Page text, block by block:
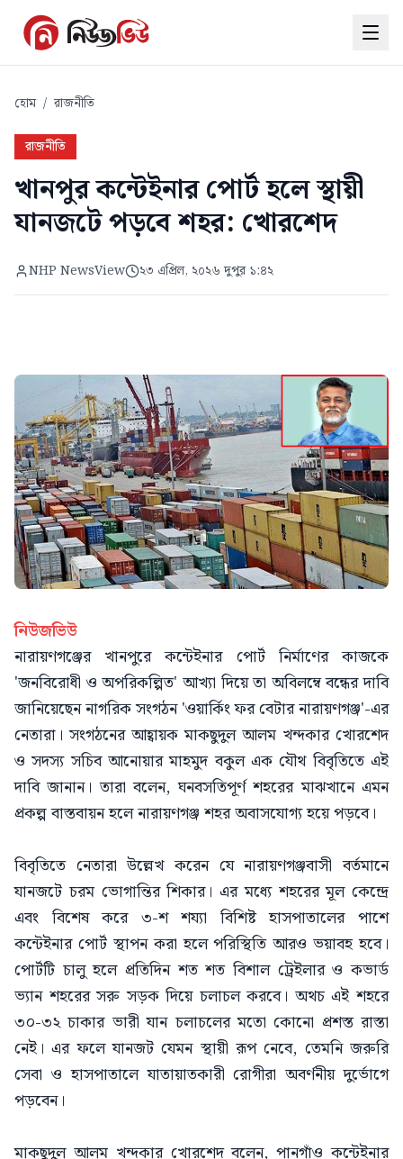
হোম / রাজনীতি
রাজনীতি
খানপুর কন্টেইনার পোর্ট হলে স্থায়ী
যানজটে পড়বে শহর: খোরশেদ
NHP NewsView ২৩ এপ্রিল, ২০২৬ দুপুর ১:৪২
নিউজভিউ
নারায়ণগঞ্জের খানপুরে কন্টেইনার পোর্ট নির্মাণের কাজকে
'জনবিরোধী ও অপরিকল্পিত' আখ্যা দিয়ে তা অবিলম্বে বন্ধের দাবি
জানিয়েছেন নাগরিক সংগঠন 'ওয়ার্কিং ফর বেটার নারায়ণগঞ্জ'-এর
নেতারা। সংগঠনের আহ্বায়ক মাকছুদুল আলম খন্দকার খোরশেদ
ও সদস্য সচিব আনোয়ার মাহমুদ বকুল এক যৌথ বিবৃতিতে এই
দাবি জানান। তারা বলেন, ঘনবসতিপূর্ণ শহরের মাঝখানে এমন
প্রকল্প বাস্তবায়ন হলে নারায়ণগঞ্জ শহর অবাসযোগ্য হয়ে পড়বে।
বিবৃতিতে নেতারা উল্লেখ করেন যে নারায়ণগঞ্জবাসী বর্তমানে
যানজটে চরম ভোগান্তির শিকার। এর মধ্যে শহরের মূল কেন্দ্রে
এবং বিশেষ করে ৩-শ শয্যা বিশিষ্ট হাসপাতালের পাশে
কন্টেইনার পোর্ট স্থাপন করা হলে পরিস্থিতি আরও ভয়াবহ হবে।
পোর্টটি চালু হলে প্রতিদিন শত শত বিশাল ট্রেইলার ও কভার্ড
ভ্যান শহরের সরু সড়ক দিয়ে চলাচল করবে। অথচ এই শহরে
৩০-৩২ চাকার ভারী যান চলাচলের মতো কোনো প্রশস্ত রাস্তা
নেই। এর ফলে যানজট যেমন স্থায়ী রূপ নেবে, তেমনি জরুরি
সেবা ও হাসপাতালে যাতায়াতকারী রোগীরা অবর্ণনীয় দুর্ভোগে
পড়বেন।
মাকছুদুল আলম খন্দকার খোরশেদ বলেন, পানগাঁও কন্টেইনার